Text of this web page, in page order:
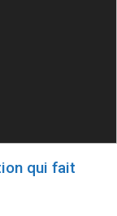
qui fait